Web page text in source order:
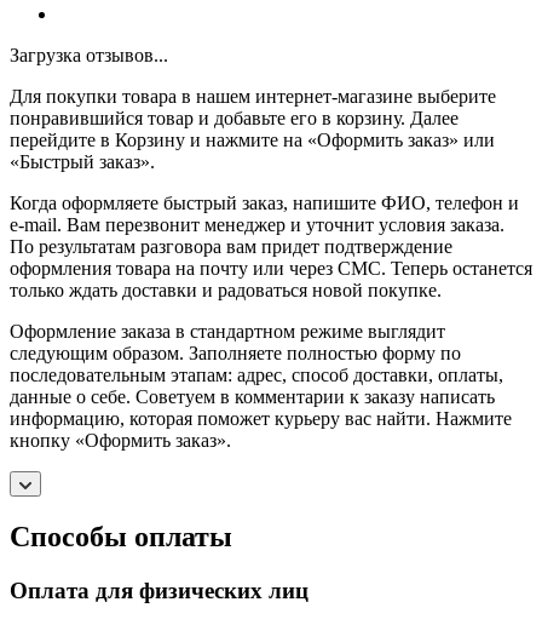
Загрузка отзывов...
Для покупки товара в нашем интернет-магазине выберите
понравившийся товар и добавьте его в корзину. Далее
перейдите в Корзину и нажмите на «Оформить заказ» или
«Быстрый заказ».
Когда оформляете быстрый заказ, напишите ФИО, телефон и
e-mail. Вам перезвонит менеджер и уточнит условия заказа.
По результатам разговора вам придет подтверждение
оформления товара на почту или через СМС. Теперь останется
только ждать доставки и радоваться новой покупке.
Оформление заказа в стандартном режиме выглядит
следующим образом. Заполняете полностью форму по
последовательным этапам: адрес, способ доставки, оплаты,
данные о себе. Советуем в комментарии к заказу написать
информацию, которая поможет курьеру вас найти. Нажмите
кнопку «Оформить заказ».
Способы оплаты
Оплата для физических лиц